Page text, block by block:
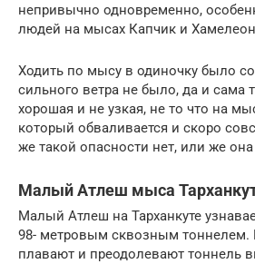
непривычно одновременно,
людей на мысах Капчик и
Ходить по мысу в одиночку было
сильного ветра не было, да и сама
хорошая и не узкая, не то что на
который обваливается и скоро
же такой опасности нет, или же
Малый Атлеш мыса
Малый Атлеш на Тарханкуте
98- метровым сквозным тоннелем.
плавают и преодолевают тоннель